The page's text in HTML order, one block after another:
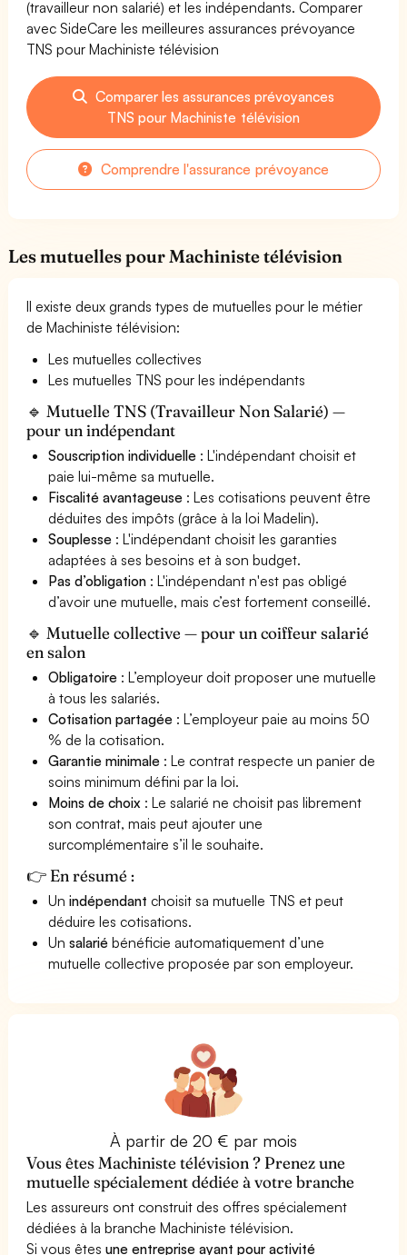
(travailleur non salarié) et les indépendants. Comparer
avec SideCare les meilleures assurances prévoyance
TNS pour Machiniste télévision
Comparer les assurances prévoyances
TNS pour Machiniste télévision
Comprendre l'assurance prévoyance
Les mutuelles pour Machiniste télévision
Il existe deux grands types de mutuelles pour le métier
de Machiniste télévision:
Les mutuelles collectives
Les mutuelles TNS pour les indépendants
🔹 Mutuelle TNS (Travailleur Non Salarié) —
pour un indépendant
Souscription individuelle : L'indépendant choisit et
paie lui-même sa mutuelle.
Fiscalité avantageuse : Les cotisations peuvent être
déduites des impôts (grâce à la loi Madelin).
Souplesse : L'indépendant choisit les garanties
adaptées à ses besoins et à son budget.
Pas d’obligation : L'indépendant n'est pas obligé
d’avoir une mutuelle, mais c’est fortement conseillé.
🔹 Mutuelle collective — pour un coiffeur salarié
en salon
Obligatoire : L’employeur doit proposer une mutuelle
à tous les salariés.
Cotisation partagée : L’employeur paie au moins 50
% de la cotisation.
Garantie minimale : Le contrat respecte un panier de
soins minimum défini par la loi.
Moins de choix : Le salarié ne choisit pas librement
son contrat, mais peut ajouter une
surcomplémentaire s’il le souhaite.
👉 En résumé :
Unindépendant choisit sa mutuelle TNS et peut
déduire les cotisations.
Unsalarié bénéficie automatiquement d’une
mutuelle collective proposée par son employeur.
À partir de 20 € par mois
Vous êtes Machiniste télévision ? Prenez une
mutuelle spécialement dédiée à votre branche
Les assureurs ont construit des offres spécialement
dédiées à la branche Machiniste télévision.
Si vous êtesune entreprise ayant pour activité